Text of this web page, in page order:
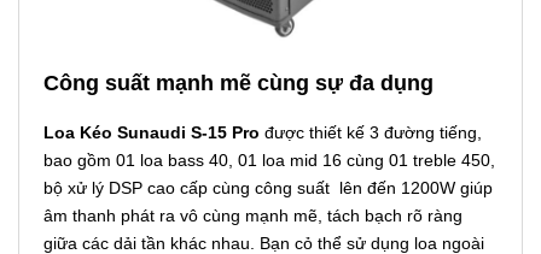
Công suất mạnh mẽ cùng sự đa dụng
Loa Kéo Sunaudi S-15 Pro được thiết kế 3 đường tiếng,
bao gồm 01 loa bass 40, 01 loa mid 16 cùng 01 treble 450,
bộ xử lý DSP cao cấp cùng công suất lên đến 1200W giúp
âm thanh phát ra vô cùng mạnh mẽ, tách bạch rõ ràng
giữa các dải tần khác nhau. Bạn cỏ thể sử dụng loa ngoài